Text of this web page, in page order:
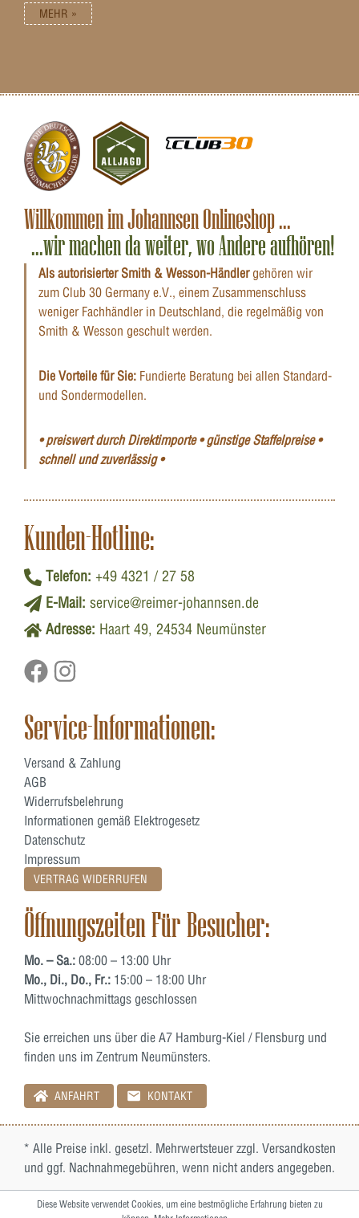
MEHR »
Willkommen im Johannsen Onlineshop ...
...wir machen da weiter, wo Andere aufhören!
Als autorisierter Smith & Wesson-Händlergehören wir
zum Club 30 Germany e.V., einem Zusammenschluss
weniger Fachhändler in Deutschland, die regelmäßig von
Smith & Wesson geschult werden.
Die Vorteile für Sie: Fundierte Beratung bei allen Standard-
und Sondermodellen.
• preiswert durch Direktimporte • günstige Staffelpreise •
schnell und zuverlässig •
Kunden-Hotline:
Telefon: +49 4321 / 27 58
E-Mail: service@reimer-johannsen.de
Adresse: Haart 49, 24534 Neumünster
Service-Informationen:
Versand & Zahlung
AGB
Widerrufsbelehrung
Informationen gemäß Elektrogesetz
Datenschutz
Impressum
VERTRAG WIDERRUFEN
Öffnungszeiten Für Besucher:
Mo. – Sa.: 08:00 – 13:00 Uhr
Mo., Di., Do., Fr.: 15:00 – 18:00 Uhr
Mittwochnachmittags geschlossen
Sie erreichen uns über die A7 Hamburg-Kiel / Flensburg und
finden uns im Zentrum Neumünsters.
ANFAHRT KONTAKT
* Alle Preise inkl. gesetzl. Mehrwertsteuer zzgl. Versandkosten
und ggf. Nachnahmegebühren, wenn nicht anders angegeben.
Diese Website verwendet Cookies, um eine bestmögliche Erfahrung bieten zu